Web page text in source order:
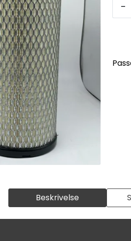
-
Beskrivelse